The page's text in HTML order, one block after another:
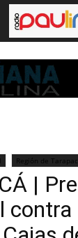
Región de
|